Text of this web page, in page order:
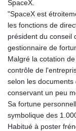
SpaceX.
"SpaceX est
les fonctions de
président du conseil
gestionnaire de
Malgré la cotation
contrôle de
selon les
conservant un peu
Sa fortune
symbolique des
Habitué à poster